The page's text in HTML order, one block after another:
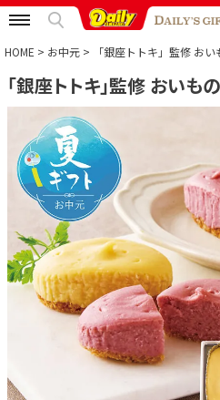
特集から選ぶ
予算から選ぶ
カテゴリから選ぶ
贈る相手から選ぶ
HOME お中元 「銀座トトキ」監修 お
「銀座トトキ」監修 おいも